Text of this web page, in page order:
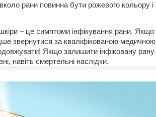
рани повинна бути рожевого кольору і
– це симптоми інфікування рани. Якщо
звернутися за кваліфікованою медичною
Якщо залишити інфіковану рану
навіть смертельні наслідки.